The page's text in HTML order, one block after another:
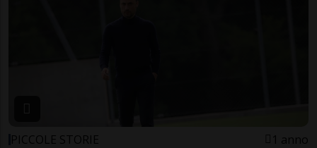
PICCOLE STORIE 1 anno